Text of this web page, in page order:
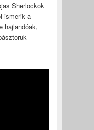
Sherlockok
ismerik a
hajlandóak,